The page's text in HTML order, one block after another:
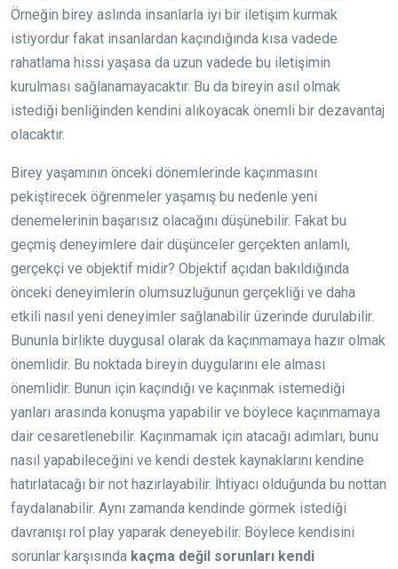
Örneğin birey aslında insanlarla iyi bir iletişim kurmak
istiyordur fakat insanlardan kaçındığında kısa vadede
rahatlama hissi yaşasa da uzun vadede bu iletişimin
kurulması sağlanamayacaktır. Bu da bireyin asıl olmak
istediği benliğinden kendini alıkoyacak önemli bir dezavantaj
olacaktır.
Birey yaşamının önceki dönemlerinde kaçınmasını
pekiştirecek öğrenmeler yaşamış bu nedenle yeni
denemelerinin başarısız olacağını düşünebilir. Fakat bu
geçmiş deneyimlere dair düşünceler gerçekten anlamlı,
gerçekçi ve objektif midir? Objektif açıdan bakıldığında
önceki deneyimlerin olumsuzluğunun gerçekliği ve daha
etkili nasıl yeni deneyimler sağlanabilir üzerinde durulabilir.
Bununla birlikte duygusal olarak da kaçınmamaya hazır olmak
önemlidir. Bu noktada bireyin duygularını ele alması
önemlidir. Bunun için kaçındığı ve kaçınmak istemediği
yanları arasında konuşma yapabilir ve böylece kaçınmamaya
dair cesaretlenebilir. Kaçınmamak için atacağı adımları, bunu
nasıl yapabileceğini ve kendi destek kaynaklarını kendine
hatırlatacağı bir not hazırlayabilir. İhtiyacı olduğunda bu nottan
faydalanabilir. Aynı zamanda kendinde görmek istediği
davranışı rol play yaparak deneyebilir. Böylece kendisini
sorunlar karşısında kaçma değil sorunları kendi